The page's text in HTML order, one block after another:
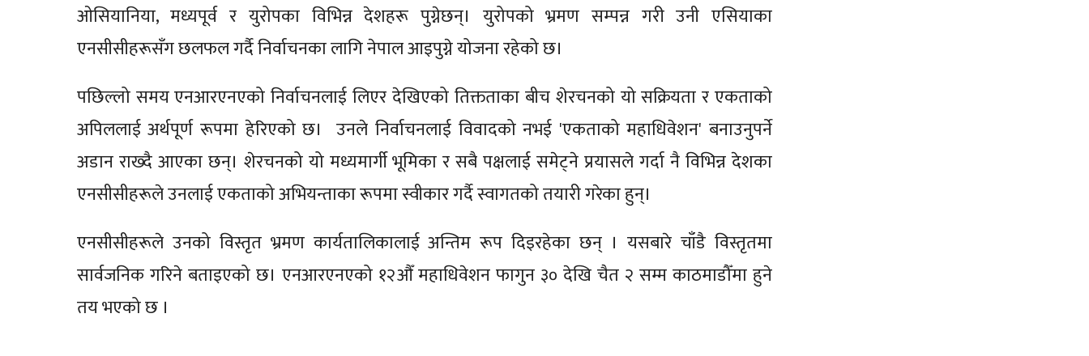
ओसियानिया, मध्यपूर्व र युरोपका विभिन्न देशहरू पुग्नेछन्। युरोपको भ्रमण सम्पन्न गरी उनी एसियाका
एनसीसीहरूसँग छलफल गर्दै निर्वाचनका लागि नेपाल आइपुग्ने योजना रहेको छ।
पछिल्लो समय एनआरएनएको निर्वाचनलाई लिएर देखिएको तिक्तताका बीच शेरचनको यो सक्रियता र एकताको
अपिललाई अर्थपूर्ण रूपमा हेरिएको छ। उनले निर्वाचनलाई विवादको नभई 'एकताको महाधिवेशन' बनाउनुपर्ने
अडान राख्दै आएका छन्। शेरचनको यो मध्यमार्गी भूमिका र सबै पक्षलाई समेट्ने प्रयासले गर्दा नै विभिन्न देशका
एनसीसीहरूले उनलाई एकताको अभियन्ताका रूपमा स्वीकार गर्दै स्वागतको तयारी गरेका हुन्।
एनसीसीहरूले उनको विस्तृत भ्रमण कार्यतालिकालाई अन्तिम रूप दिइरहेका छन् । यसबारे चाँडै विस्तृतमा
सार्वजनिक गरिने बताइएको छ। एनआरएनएको १२औँ महाधिवेशन फागुन ३० देखि चैत २ सम्म काठमाडौँमा हुने
तय भएको छ ।